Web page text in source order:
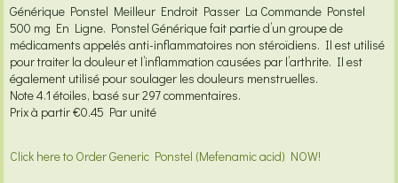
Générique Ponstel Meilleur Endroit Passer La Commande Ponstel
500 mg En Ligne. Ponstel Générique fait partie d’un groupe de
médicaments appelés anti-inflammatoires non stéroïdiens. Il est utilisé
pour traiter la douleur et l’inflammation causées par l’arthrite. Il est
également utilisé pour soulager les douleurs menstruelles.
Note4.1 étoiles, basé sur297commentaires.
Prix à partir€0.45 Par unité
Click here to Order Generic Ponstel (Mefenamic acid) NOW!